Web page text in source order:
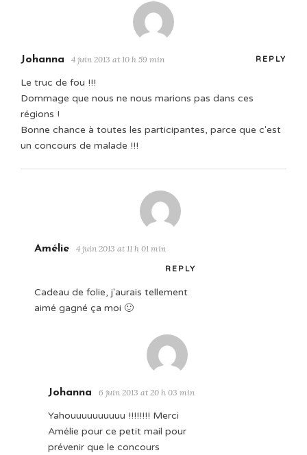
Johanna 4 juin 2013 at 10 h 59 min REPLY
Le truc de fou !!!
Dommage que nous ne nous marions pas dans ces
régions !
Bonne chance à toutes les participantes, parce que c'est
un concours de malade !!!
Amélie 4 juin 2013 at 11 h 01 min
REPLY
Cadeau de folie, j'aurais tellement
aimé gagné ça moi 🙂
Johanna 6 juin 2013 at 20 h 03 min
Yahouuuuuuuuuu !!!!!!!! Merci
Amélie pour ce petit mail pour
prévenir que le concours